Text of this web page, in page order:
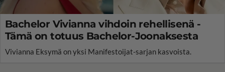
Bachelor Vivianna vihdoin rehellisenä -
Tämä on totuus Bachelor-Joonaksesta
Vivianna Eksymä on yksi Manifestoijat-sarjan kasvoista.